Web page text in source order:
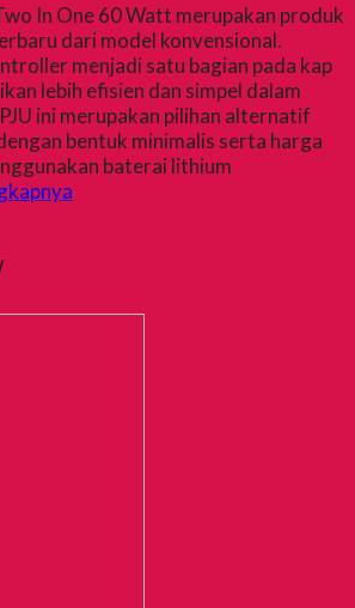
In One 60 Watt merupakan produk
dari model konvensional.
menjadi satu bagian pada kap
lebih efisien dan simpel dalam
ini merupakan pilihan alternatif
bentuk minimalis serta harga
baterai lithium